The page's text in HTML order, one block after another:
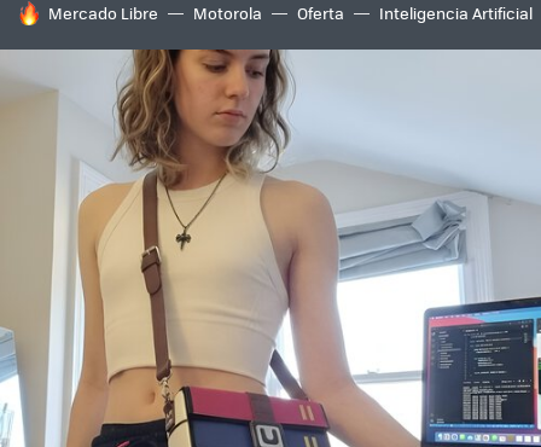
HOY SE HABLA DE
Mercado Libre Motorola Oferta Inteligencia Artificial